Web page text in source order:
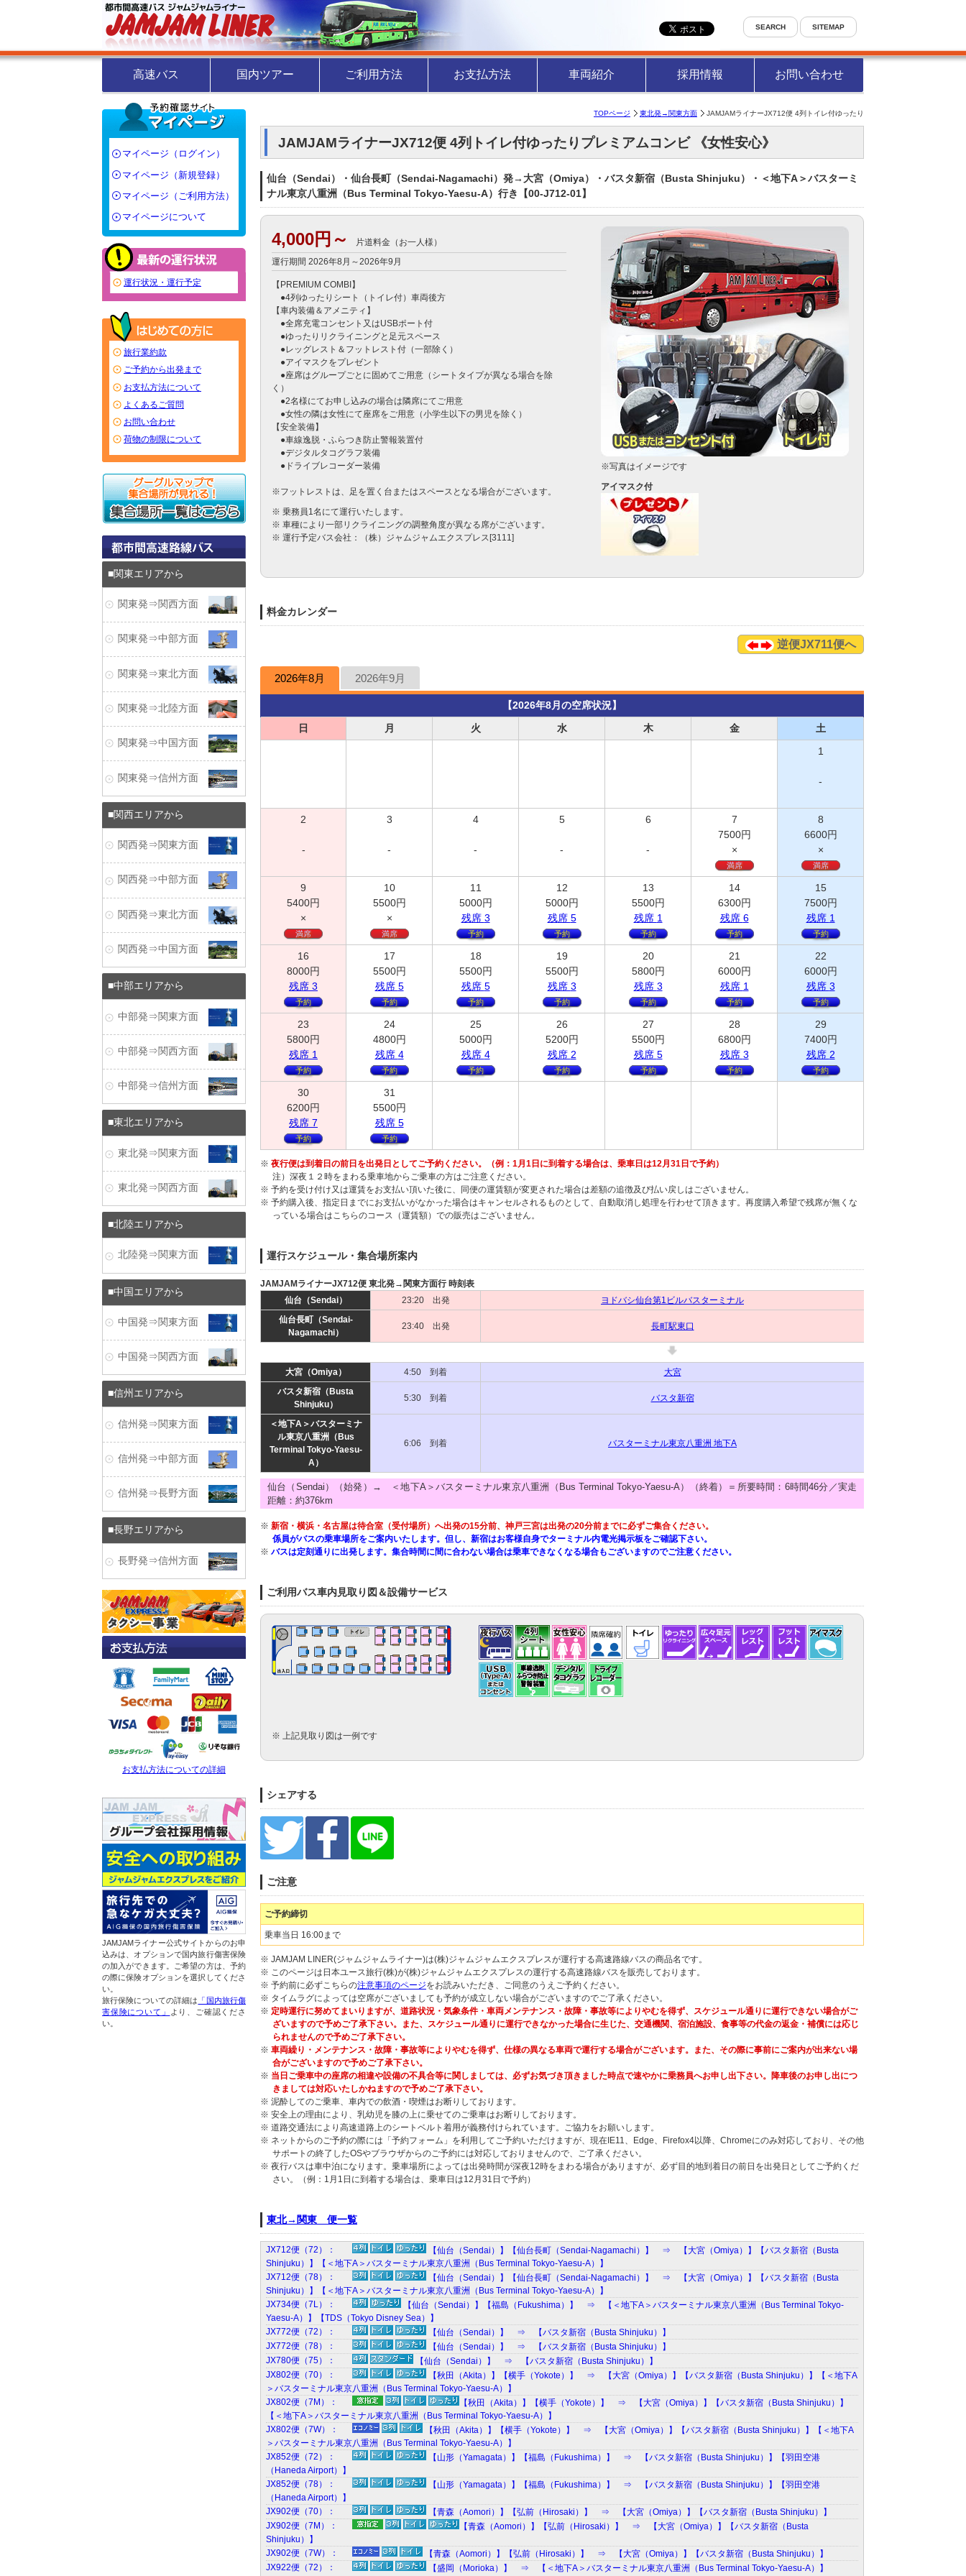
高速バス 国内ツアー ご利用方法 お支払方法 車両紹介 採用情報 お問い合わせ
SEARCH SITEMAP
TOPページ 東北発→関東方面 JAMJAMライナーJX712便 4列トイレ付ゆったり
JAMJAMライナーJX712便 4列トイレ付ゆったりプレミアムコンビ 《女性安心》
仙台（Sendai）・仙台長町（Sendai-Nagamachi）発→大宮（Omiya）・バスタ新宿（Busta Shinjuku）・＜地下A＞バスターミ
ナル東京八重洲（Bus Terminal Tokyo-Yaesu-A）行き【00-J712-01】
4,000円～
片道料金（お一人様）
運行期間 2026年8月～2026年9月
【PREMIUM COMBI】
●4列ゆったりシート（トイレ付）車両後方
【車内装備＆アメニティ】
●全席充電コンセント又はUSBポート付
●ゆったりリクライニングと足元スペース
●レッグレスト＆フットレスト付（一部除く）
●アイマスクをプレゼント
●座席はグループごとに固めてご用意（シートタイプが異なる場合を除
く）
●2名様にてお申し込みの場合は隣席にてご用意
●女性の隣は女性にて座席をご用意（小学生以下の男児を除く）
【安全装備】
●車線逸脱・ふらつき防止警報装置付
●デジタルタコグラフ装備
●ドライブレコーダー装備
※フットレストは、足を置く台またはスペースとなる場合がございます。
※ 乗務員1名にて運行いたします。
※ 車種により一部リクライニングの調整角度が異なる席がございます。
※ 運行予定バス会社：（株）ジャムジャムエクスプレス[3111]
※写真はイメージです
アイマスク付
料金カレンダー
逆便JX711便へ
2026年8月 2026年9月
【2026年8月の空席状況】
日
月 火 水 木 金
土
1
-
2
-
3
-
4
-
5
-
6
-
7
7500円
×
満席
8
6600円
×
満席
9
5400円
×
満席
10
5500円
×
満席
11
5000円
残席 3
予約
12
5000円
残席 5
予約
13
5500円
残席 1
予約
14
6300円
残席 6
予約
15
7500円
残席 1
予約
16
8000円
残席 3
予約
17
5500円
残席 5
予約
18
5500円
残席 5
予約
19
5500円
残席 3
予約
20
5800円
残席 3
予約
21
6000円
残席 1
予約
22
6000円
残席 3
予約
23
5800円
残席 1
予約
24
4800円
残席 4
予約
25
5000円
残席 4
予約
26
5200円
残席 2
予約
27
5500円
残席 5
予約
28
6800円
残席 3
予約
29
7400円
残席 2
予約
30
6200円
残席 7
予約
31
5500円
残席 5
予約
※ 夜行便は到着日の前日を出発日としてご予約ください。（例：1月1日に到着する場合は、乗車日は12月31日で予約）
注）深夜１２時をまわる乗車地からご乗車の方はご注意ください。
※ 予約を受け付け又は運賃をお支払い頂いた後に、同便の運賃額が変更された場合は差額の追徴及び払い戻しはございません。
※ 予約購入後、指定日までにお支払いがなかった場合はキャンセルされるものとして、自動取消し処理を行わせて頂きます。再度購入希望で残席が無くな
っている場合はこちらのコース（運賃額）での販売はございません。
運行スケジュール・集合場所案内
JAMJAMライナーJX712便 東北発→関東方面行 時刻表
仙台（Sendai）
23:20 出発
ヨドバシ仙台第1ビルバスターミナル
仙台長町（Sendai-
Nagamachi）
23:40 出発 長町駅東口
大宮（Omiya） 4:50 到着
大宮
バスタ新宿（Busta
Shinjuku）
5:30 到着 バスタ新宿
＜地下A＞バスターミナ
ル東京八重洲（Bus
Terminal Tokyo-Yaesu-
A）
6:06 到着 バスターミナル東京八重洲 地下A
仙台（Sendai）（始発）→ ＜地下A＞バスターミナル東京八重洲（Bus Terminal Tokyo-Yaesu-A）（終着）＝所要時間：6時間46分／実走
距離：約376km
※ 新宿・横浜・名古屋は待合室（受付場所）へ出発の15分前、神戸三宮は出発の20分前までに必ずご集合ください。
係員がバスの乗車場所をご案内いたします。但し、新宿はお客様自身でターミナル内電光掲示板をご確認下さい。
※ バスは定刻通りに出発します。集合時間に間に合わない場合は乗車できなくなる場合もございますのでご注意ください。
ご利用バス車内見取り図＆設備サービス
※ 上記見取り図は一例です
シェアする
ご注意
ご予約締切
乗車当日 16:00まで
※ JAMJAM LINER(ジャムジャムライナー)は(株)ジャムジャムエクスプレスが運行する高速路線バスの商品名です。
※ このページは日本ユース旅行(株)が(株)ジャムジャムエクスプレスの運行する高速路線バスを販売しております。
※ 予約前に必ずこちらの注意事項のページをお読みいただき、ご同意のうえご予約ください。
※ タイムラグによっては空席がございましても予約が成立しない場合がございますのでご了承ください。
※ 定時運行に努めてまいりますが、道路状況・気象条件・車両メンテナンス・故障・事故等によりやむを得ず、スケジュール通りに運行できない場合がご
ざいますので予めご了承下さい。また、スケジュール通りに運行できなかった場合に生じた、交通機関、宿泊施設、食事等の代金の返金・補償には応じ
られませんので予めご了承下さい。
※ 車両繰り・メンテナンス・故障・事故等によりやむを得ず、仕様の異なる車両で運行する場合がございます。また、その際に事前にご案内が出来ない場
合がございますので予めご了承下さい。
※ 当日ご乗車中の座席の相違や設備の不具合等に関しましては、必ずお気づき頂きました時点で速やかに乗務員へお申し出下さい。降車後のお申し出につ
きましては対応いたしかねますので予めご了承下さい。
※ 泥酔してのご乗車、車内での飲酒・喫煙はお断りしております。
※ 安全上の理由により、乳幼児を膝の上に乗せてのご乗車はお断りしております。
※ 道路交通法により高速道路上のシートベルト着用が義務付けられています。ご協力をお願いします。
※ ネットからのご予約の際には「予約フォーム」を利用してご予約いただけますが、現在IE11、Edge、Firefox4以降、Chromeにのみ対応しており、その他
サポートの終了したOSやブラウザからのご予約には対応しておりませんので、ご了承ください。
※ 夜行バスは車中泊になります。乗車場所によっては出発時間が深夜12時をまわる場合がありますが、必ず目的地到着日の前日を出発日としてご予約くだ
さい。（例：1月1日に到着する場合は、乗車日は12月31日で予約）
東北→関東 便一覧
JX712便（72）：
【仙台（Sendai）】【仙台長町（Sendai-Nagamachi）】 ⇒ 【大宮（Omiya）】【バスタ新宿（Busta
Shinjuku）】【＜地下A＞バスターミナル東京八重洲（Bus Terminal Tokyo-Yaesu-A）】
JX712便（78）：
【仙台（Sendai）】【仙台長町（Sendai-Nagamachi）】 ⇒ 【大宮（Omiya）】【バスタ新宿（Busta
Shinjuku）】【＜地下A＞バスターミナル東京八重洲（Bus Terminal Tokyo-Yaesu-A）】
JX734便（7L）：
【仙台（Sendai）】【福島（Fukushima）】 ⇒ 【＜地下A＞バスターミナル東京八重洲（Bus Terminal Tokyo-
Yaesu-A）】【TDS（Tokyo Disney Sea）】
JX772便（72）：
【仙台（Sendai）】 ⇒ 【バスタ新宿（Busta Shinjuku）】
JX772便（78）：
【仙台（Sendai）】 ⇒ 【バスタ新宿（Busta Shinjuku）】
JX780便（75）：
【仙台（Sendai）】 ⇒ 【バスタ新宿（Busta Shinjuku）】
JX802便（70）：
【秋田（Akita）】【横手（Yokote）】 ⇒ 【大宮（Omiya）】【バスタ新宿（Busta Shinjuku）】【＜地下A
＞バスターミナル東京八重洲（Bus Terminal Tokyo-Yaesu-A）】
JX802便（7M）：
【秋田（Akita）】【横手（Yokote）】 ⇒ 【大宮（Omiya）】【バスタ新宿（Busta Shinjuku）】
【＜地下A＞バスターミナル東京八重洲（Bus Terminal Tokyo-Yaesu-A）】
JX802便（7W）：
【秋田（Akita）】【横手（Yokote）】 ⇒ 【大宮（Omiya）】【バスタ新宿（Busta Shinjuku）】【＜地下A
＞バスターミナル東京八重洲（Bus Terminal Tokyo-Yaesu-A）】
JX852便（72）：
【山形（Yamagata）】【福島（Fukushima）】 ⇒ 【バスタ新宿（Busta Shinjuku）】【羽田空港
（Haneda Airport）】
JX852便（78）：
【山形（Yamagata）】【福島（Fukushima）】 ⇒ 【バスタ新宿（Busta Shinjuku）】【羽田空港
（Haneda Airport）】
JX902便（70）：
【青森（Aomori）】【弘前（Hirosaki）】 ⇒ 【大宮（Omiya）】【バスタ新宿（Busta Shinjuku）】
JX902便（7M）：
【青森（Aomori）】【弘前（Hirosaki）】 ⇒ 【大宮（Omiya）】【バスタ新宿（Busta
Shinjuku）】
JX902便（7W）：
【青森（Aomori）】【弘前（Hirosaki）】 ⇒ 【大宮（Omiya）】【バスタ新宿（Busta Shinjuku）】
JX922便（72）：
【盛岡（Morioka）】 ⇒ 【＜地下A＞バスターミナル東京八重洲（Bus Terminal Tokyo-Yaesu-A）】
マイページ（ログイン）
マイページ（新規登録）
マイページ（ご利用方法）
マイページについて
運行状況・運行予定
旅行業約款
ご予約から出発まで
お支払方法について
よくあるご質問
お問い合わせ
荷物の制限について
関東エリアから
関東発⇒関西方面
関東発⇒中部方面
関東発⇒東北方面
関東発⇒北陸方面
関東発⇒中国方面
関東発⇒信州方面
関西エリアから
関西発⇒関東方面
関西発⇒中部方面
関西発⇒東北方面
関西発⇒中国方面
中部エリアから
中部発⇒関東方面
中部発⇒関西方面
中部発⇒信州方面
東北エリアから
東北発⇒関東方面
東北発⇒関西方面
北陸エリアから
北陸発⇒関東方面
中国エリアから
中国発⇒関東方面
中国発⇒関西方面
信州エリアから
信州発⇒関東方面
信州発⇒中部方面
信州発⇒長野方面
長野エリアから
長野発⇒信州方面
お支払方法についての詳細
JAMJAMライナー公式サイトからのお申
込みは、オプションで国内旅行傷害保険
の加入ができます。ご希望の方は、予約
の際に保険オプションを選択してくださ
い。
旅行保険についての詳細は 「国内旅行傷
害保険について」
より、ご確認くださ
い。